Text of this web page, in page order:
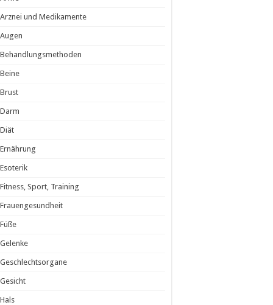
Arznei und Medikamente
Augen
Behandlungsmethoden
Beine
Brust
Darm
Diät
Ernährung
Esoterik
Fitness, Sport, Training
Frauengesundheit
Füße
Gelenke
Geschlechtsorgane
Gesicht
Hals